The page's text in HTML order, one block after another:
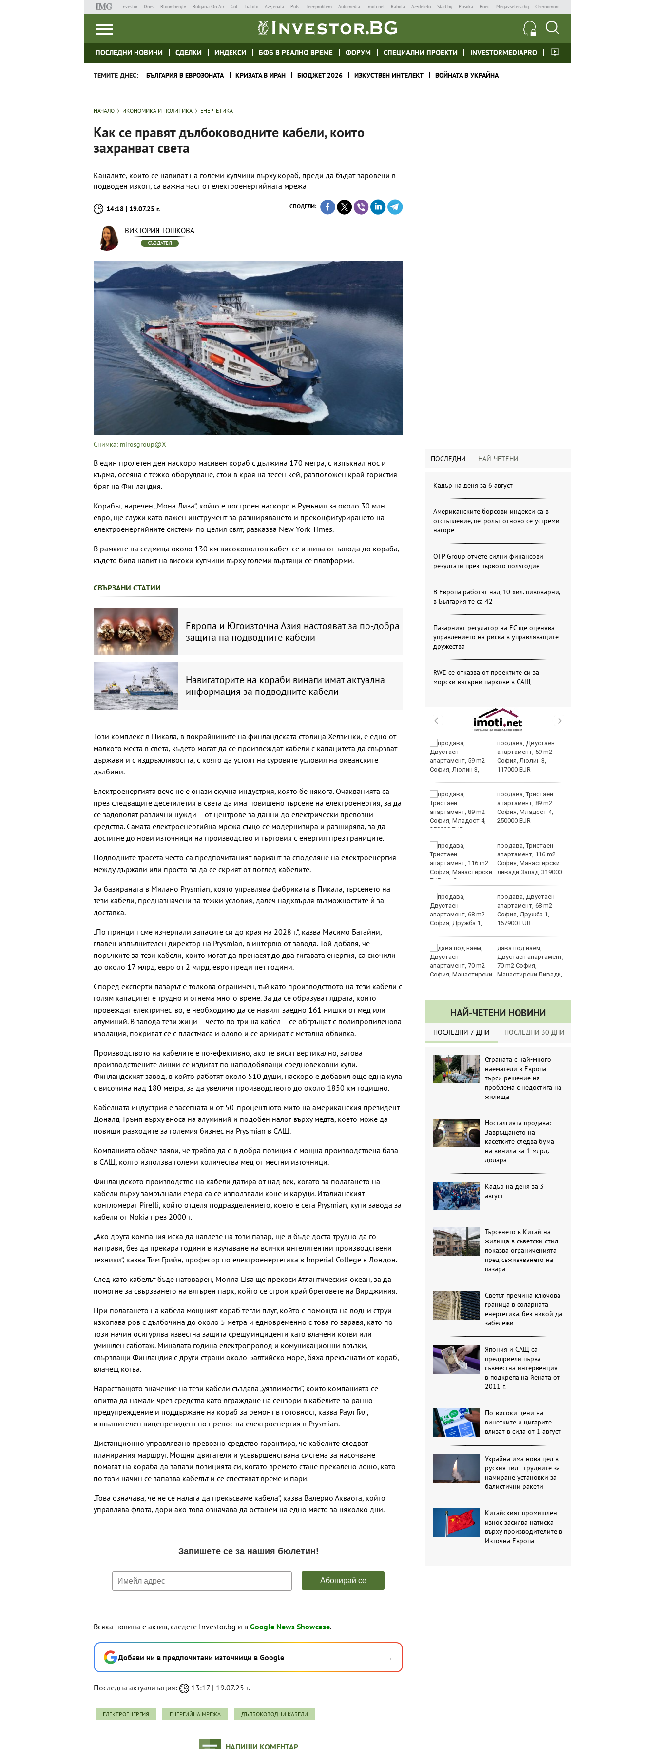
Investor Dnes Bloombergtv Bulgaria On Air Gol Tialoto Az-jenata Puls Teenproblem Automedia Imoti.net Rabota Az-deteto Start.bg Posoka Boec Megavselena.bg Chernomore
ПОСЛЕДНИ НОВИНИ СДЕЛКИ ИНДЕКСИ БФБ В РЕАЛНО ВРЕМЕ ФОРУМ СПЕЦИАЛНИ ПРОЕКТИ INVESTORMEDIAPRO
ТЕМИТЕ ДНЕС: БЪЛГАРИЯ В ЕВРОЗОНАТА КРИЗАТА В ИРАН БЮДЖЕТ 2026 ИЗКУСТВЕН ИНТЕЛЕКТ ВОЙНАТА В УКРАЙНА
НАЧАЛО ИКОНОМИКА И ПОЛИТИКА ЕНЕРГЕТИКА
Как се правят дълбоководните кабели, които
захранват света
Каналите, които се навиват на големи купчини върху кораб, преди да бъдат заровени в
подводен изкоп, са важна част от електроенергийната мрежа
14:18 | 19.07.25 г. СПОДЕЛИ:
ВИКТОРИЯ ТОШКОВА
СЪЗДАТЕЛ
Снимка: mirosgroup@X
В един пролетен ден наскоро масивен кораб с дължина 170 метра, с изпъкнал нос и
кърма, осеяна с тежко оборудване, стои в края на тесен кей, разположен край гористия
бряг на Финландия.
Корабът, наречен „Мона Лиза“, който е построен наскоро в Румъния за около 30 млн.
евро, ще служи като важен инструмент за разширяването и преконфигурирането на
електроенергийните системи по целия свят, разказва New York Times.
В рамките на седмица около 130 км високоволтов кабел се извива от завода до кораба,
където бива навит на високи купчини върху големи въртящи се платформи.
СВЪРЗАНИ СТАТИИ
Европа и Югоизточна Азия настояват за по-добра
защита на подводните кабели
Навигаторите на кораби винаги имат актуална
информация за подводните кабели
Този комплекс в Пикала, в покрайнините на финландската столица Хелзинки, е едно от
малкото места в света, където могат да се произвеждат кабели с капацитета да свързват
държави и с издръжливостта, с която да устоят на суровите условия на океанските
дълбини.
Електроенергията вече не е онази скучна индустрия, която бе някога. Очакванията са
през следващите десетилетия в света да има повишено търсене на електроенергия, за да
се задоволят различни нужди – от центрове за данни до електрически превозни
средства. Самата електроенергийна мрежа също се модернизира и разширява, за да
достигне до нови източници на производство и търговия с енергия през границите.
Подводните трасета често са предпочитаният вариант за споделяне на електроенергия
между държави или просто за да се скрият от поглед кабелите.
За базираната в Милано Prysmian, която управлява фабриката в Пикала, търсенето на
тези кабели, предназначени за тежки условия, далеч надхвърля възможностите ѝ за
доставка.
„По принцип сме изчерпали запасите си до края на 2028 г.“, казва Масимо Батайни,
главен изпълнителен директор на Prysmian, в интервю от завода. Той добавя, че
поръчките за тези кабели, които могат да пренасят до два гигавата енергия, са скочили
до около 17 млрд. евро от 2 млрд. евро преди пет години.
Според експерти пазарът е толкова ограничен, тъй като производството на тези кабели с
голям капацитет е трудно и отнема много време. За да се образуват ядрата, които
провеждат електричество, е необходимо да се навият заедно 161 нишки от мед или
алуминий. В завода тези жици – често по три на кабел – се обгръщат с полипропиленова
изолация, покриват се с пластмаса и олово и се армират с метална обвивка.
Производството на кабелите е по-ефективно, ако те висят вертикално, затова
производствените линии се издигат по наподобяващи средновековни кули.
Финландският завод, в който работят около 510 души, наскоро е добавил още една кула
с височина над 180 метра, за да увеличи производството до около 1850 км годишно.
Кабелната индустрия е засегната и от 50-процентното мито на американския президент
Доналд Тръмп върху вноса на алуминий и подобен налог върху медта, което може да
повиши разходите за големия бизнес на Prysmian в САЩ.
Компанията обаче заяви, че трябва да е в добра позиция с мощна производствена база
в САЩ, която използва големи количества мед от местни източници.
Финландското производство на кабели датира от над век, когато за полагането на
кабели върху замръзнали езера са се използвали коне и каруци. Италианският
конгломерат Pirelli, който отделя подразделението, което е сега Prysmian, купи завода за
кабели от Nokia през 2000 г.
„Ако друга компания иска да навлезе на този пазар, ще ѝ бъде доста трудно да го
направи, без да прекара години в изучаване на всички интелигентни производствени
техники“, казва Тим Грийн, професор по електроенергетика в Imperial College в Лондон.
След като кабелът бъде натоварен, Monna Lisa ще прекоси Атлантическия океан, за да
помогне за свързването на вятърен парк, който се строи край бреговете на Вирджиния.
При полагането на кабела мощният кораб тегли плуг, който с помощта на водни струи
изкопава ров с дълбочина до около 5 метра и едновременно с това го заравя, като по
този начин осигурява известна защита срещу инциденти като влачени котви или
умишлен саботаж. Миналата година електропровод и комуникационни връзки,
свързващи Финландия с други страни около Балтийско море, бяха прекъснати от кораб,
влачещ котва.
Нарастващото значение на тези кабели създава „уязвимости“, които компанията се
опитва да намали чрез средства като вграждане на сензори в кабелите за ранно
предупреждение и поддържане на кораб за ремонт в готовност, казва Раул Гил,
изпълнителен вицепрезидент по пренос на електроенергия в Prysmian.
Дистанционно управлявано превозно средство гарантира, че кабелите следват
планирания маршрут. Мощни двигатели и усъвършенствана система за насочване
помагат на кораба да запази позицията си, когато времето стане прекалено лошо, като
по този начин се запазва кабелът и се спестяват време и пари.
„Това означава, че не се налага да прекъсваме кабела“, казва Валерио Акваота, който
управлява флота, дори ако това означава да останем на едно място за няколко дни.
Всяка новина е актив, следете Investor.bg и в Google News Showcase.
Добави ни в предпочитани източници в Google →
Последна актуализация: 13:17 | 19.07.25 г.
ЕЛЕКТРОЕНЕРГИЯ ЕНЕРГИЙНА МРЕЖА ДЪЛБОКОВОДНИ КАБЕЛИ
НАПИШИ КОМЕНТАР
ПОСЛЕДНИ НАЙ-ЧЕТЕНИ
Кадър на деня за 6 август
Американските борсови индекси са в
отстъпление, петролът отново се устреми
нагоре
OTP Group отчете силни финансови
резултати през първото полугодие
В Европа работят над 10 хил. пивоварни,
в България те са 42
Пазарният регулатор на ЕС ще оценява
управлението на риска в управляващите
дружества
RWE се отказва от проектите си за
морски вятърни паркове в САЩ
преподписа с Реал
(Мадрид)
ЦСКА удари с 3:0
Макаби като гост
медицината
Златото стигна до
4295 долара за унция
Във Варна наградиха
победителите в
продава, Двустаен
апартамент, 59 m2
София, Люлин 3,
117000 EUR
продава, Тристаен
апартамент, 89 m2
София, Младост 4,
250000 EUR
продава, Тристаен
апартамент, 116 m2
София, Манастирски
ливади Запад, 319000
EUR
продава, Двустаен
апартамент, 68 m2
София, Дружба 1,
167900 EUR
дава под наем,
Двустаен апартамент,
70 m2 София,
Манастирски Ливади,
800 EUR
НАЙ-ЧЕТЕНИ НОВИНИ
ПОСЛЕДНИ 7 ДНИ ПОСЛЕДНИ 30 ДНИ
Страната с най-много
наематели в Европа
търси решение на
проблема с недостига на
жилища
Носталгията продава:
Завръщането на
касетките следва бума
на винила за 1 млрд.
долара
Кадър на деня за 3
август
Търсенето в Китай на
жилища в съветски стил
показва ограниченията
пред съживяването на
пазара
Светът премина ключова
граница в соларната
енергетика, без никой да
забележи
Япония и САЩ са
предприели първа
съвместна интервенция
в подкрепа на йената от
2011 г.
По-високи цени на
винетките и цигарите
влизат в сила от 1 август
Украйна има нова цел в
руския тил - трудните за
намиране установки за
балистични ракети
Китайският промишлен
износ засилва натиска
върху производителите в
Източна Европа